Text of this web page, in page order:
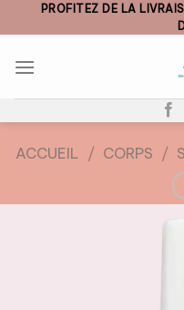
to
PROFITEZ DE LA
ACCUEIL / CORPS /